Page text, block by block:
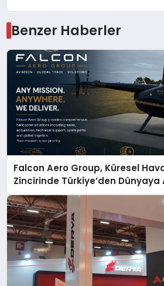
Benzer Haberler
Falcon Aero Group, Küresel
Zincirinde Türkiye’den Dünyaya